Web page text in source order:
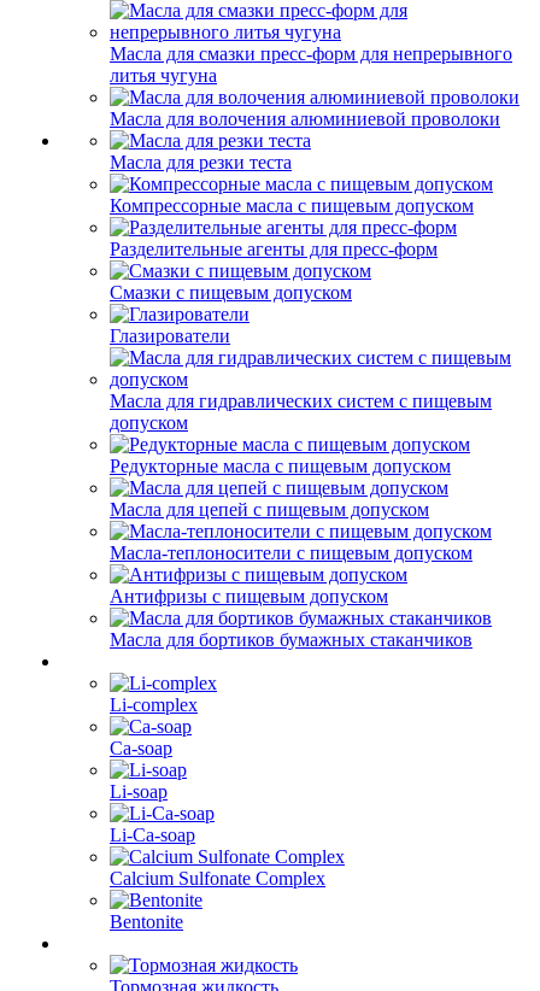
Масла для смазки пресс-форм для непрерывного
литья чугуна
Масла для волочения алюминиевой проволоки
Масла для резки теста
Компрессорные масла с пищевым допуском
Разделительные агенты для пресс-форм
Смазки с пищевым допуском
Глазирователи
Масла для гидравлических систем с пищевым
допуском
Редукторные масла с пищевым допуском
Масла для цепей с пищевым допуском
Масла-теплоносители с пищевым допуском
Антифризы с пищевым допуском
Масла для бортиков бумажных стаканчиков
Li-complex
Ca-soap
Li-soap
Li-Ca-soap
Calcium Sulfonate Complex
Bentonite
Тормозная жидкость